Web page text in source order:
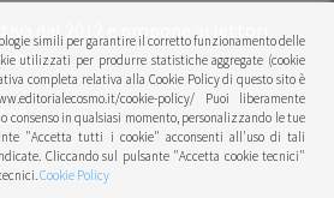
dal 2012 e propone ai lettori
l’anno.
simili per garantire il corretto funzionamento delle
utilizzati per produrre statistiche aggregate (cookie
completa relativa alla Cookie Policy di questo sito è
cookie-policy/ Puoi liberamente
consenso in qualsiasi momento, personalizzando le tue
"Accetta tutti i cookie" acconsenti all'uso di tali
Cliccando sul pulsante "Accetta cookie tecnici"
Cookie Policy